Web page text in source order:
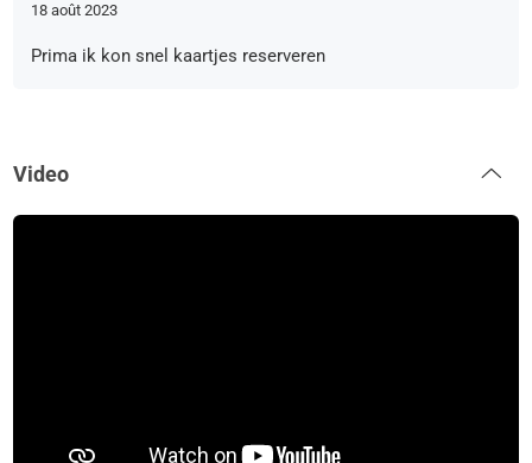
18 août 2023
Prima ik kon snel kaartjes reserveren
Video